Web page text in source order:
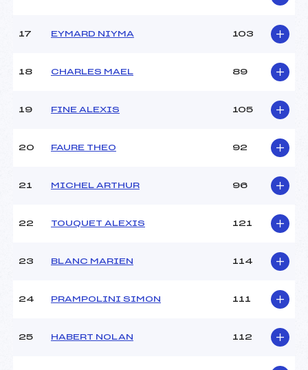
17 EYMARD NIYMA 103
18 CHARLES MAEL 89
19 FINE ALEXIS 105
20 FAURE THEO 92
21 MICHEL ARTHUR 96
22 TOUQUET ALEXIS 121
23 BLANC MARIEN 114
24 PRAMPOLINI SIMON 111
25 HABERT NOLAN 112